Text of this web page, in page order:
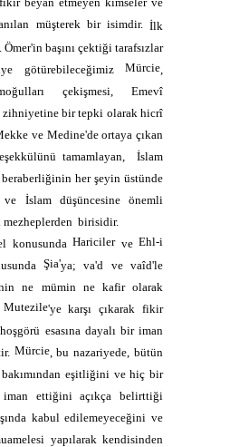
müşterek bir isimdir. İlk
başını çektiği tarafsızlar
götürebileceğimiz Mürcie,
çekişmesi, Emevî
bir tepki olarak hicrî
ve Medine'de ortaya çıkan
tamamlayan,
İslam
her şeyin üstünde
ve İslam düşüncesine önemli
birisidir.
konusundaHaricilerveEhl-i
Şia'ya; va'd ve vaîd'le
ne mümin ne kafir olarak
Mutezile'ye karşı çıkarak fikir
esasına dayalı bir iman
Mürcie, bu nazariyede, bütün
eşitliğini ve hiç bir
iman ettiğini açıkça belirttiği
kabul edilemeyeceğini ve
yapılarak kendisinden